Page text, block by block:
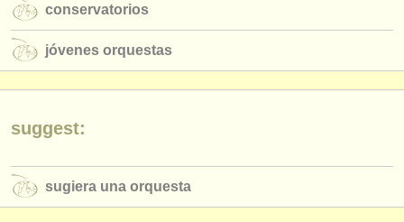
jóvenes orquestas
musicalchairs:
contáctenos
noticias sobre música clásica
conservatorios
jóvenes orquestas
suggest:
sugiera una orquesta